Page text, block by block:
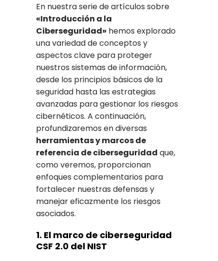
En nuestra serie de artículos sobre
«Introducción a la
Ciberseguridad» hemos explorado
una variedad de conceptos y
aspectos clave para proteger
nuestros sistemas de información,
desde los principios básicos de la
seguridad hasta las estrategias
avanzadas para gestionar los riesgos
cibernéticos. A continuación,
profundizaremos en diversas
herramientas y marcos de
referencia de ciberseguridad que,
como veremos, proporcionan
enfoques complementarios para
fortalecer nuestras defensas y
manejar eficazmente los riesgos
asociados.
1. El marco de ciberseguridad
CSF 2.0 del NIST